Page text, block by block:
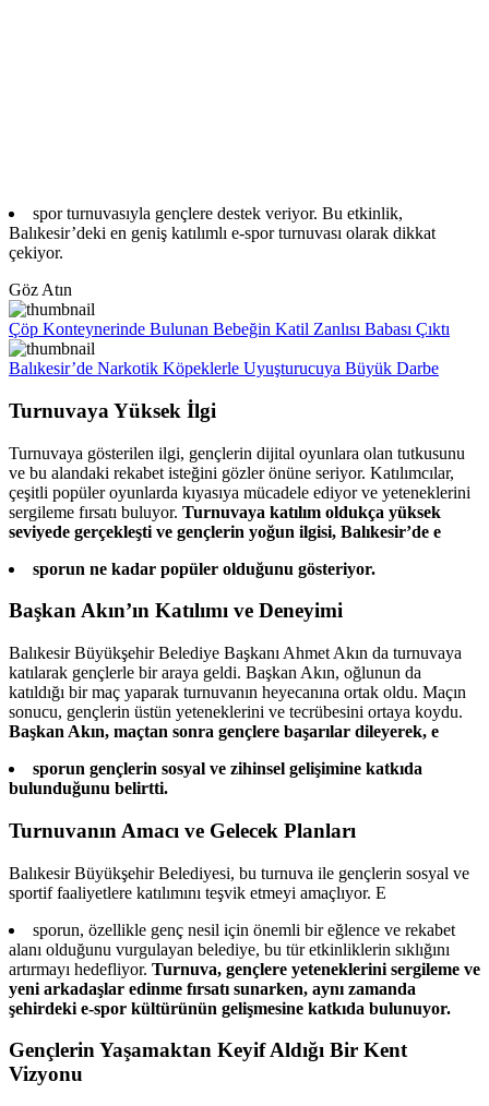
spor turnuvasıyla gençlere destek veriyor. Bu etkinlik,
Balıkesir’deki en geniş katılımlı e-spor turnuvası olarak dikkat
çekiyor.
Göz Atın
Çöp Konteynerinde Bulunan Bebeğin Katil Zanlısı Babası Çıktı
Balıkesir’de Narkotik Köpeklerle Uyuşturucuya Büyük Darbe
Turnuvaya Yüksek İlgi
Turnuvaya gösterilen ilgi, gençlerin dijital oyunlara olan tutkusunu
ve bu alandaki rekabet isteğini gözler önüne seriyor. Katılımcılar,
çeşitli popüler oyunlarda kıyasıya mücadele ediyor ve yeteneklerini
sergileme fırsatı buluyor. Turnuvaya katılım oldukça yüksek
seviyede gerçekleşti ve gençlerin yoğun ilgisi, Balıkesir’de e
sporun ne kadar popüler olduğunu gösteriyor.
Başkan Akın’ın Katılımı ve Deneyimi
Balıkesir Büyükşehir Belediye Başkanı Ahmet Akın da turnuvaya
katılarak gençlerle bir araya geldi. Başkan Akın, oğlunun da
katıldığı bir maç yaparak turnuvanın heyecanına ortak oldu. Maçın
sonucu, gençlerin üstün yeteneklerini ve tecrübesini ortaya koydu.
Başkan Akın, maçtan sonra gençlere başarılar dileyerek, e
sporun gençlerin sosyal ve zihinsel gelişimine katkıda
bulunduğunu belirtti.
Turnuvanın Amacı ve Gelecek Planları
Balıkesir Büyükşehir Belediyesi, bu turnuva ile gençlerin sosyal ve
sportif faaliyetlere katılımını teşvik etmeyi amaçlıyor. E
sporun, özellikle genç nesil için önemli bir eğlence ve rekabet
alanı olduğunu vurgulayan belediye, bu tür etkinliklerin sıklığını
artırmayı hedefliyor. Turnuva, gençlere yeteneklerini sergileme ve
yeni arkadaşlar edinme fırsatı sunarken, aynı zamanda
şehirdeki e-spor kültürünün gelişmesine katkıda bulunuyor.
Gençlerin Yaşamaktan Keyif Aldığı Bir Kent
Vizyonu